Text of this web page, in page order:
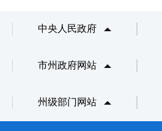
中央人民政府
市州政府网站
州级部门网站